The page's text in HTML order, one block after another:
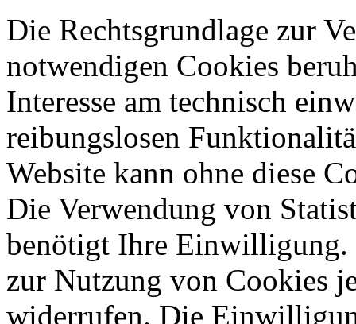
Die Rechtsgrundlage zur
notwendigen Cookies
Interesse am technisch
reibungslosen
Website kann ohne diese
Die Verwendung von
benötigt Ihre
zur Nutzung von Cookies
widerrufen. Die